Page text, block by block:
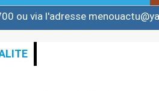
menouactu@yahoo.com